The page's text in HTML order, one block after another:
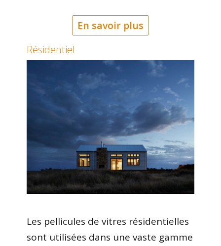
En savoir plus
Résidentiel
Les pellicules de vitres résidentielles
sont utilisées dans une vaste gamme